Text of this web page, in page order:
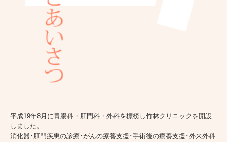
平成19年8月に胃腸科・肛門科・外科を標榜し竹林クリニックを開設
しました。
消化器･肛門疾患の診療･がんの療養支援･手術後の療養支援･外来外科